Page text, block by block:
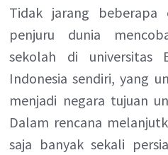
Tidak jarang beberapa
penjuru dunia
sekolah di universitas
Indonesia sendiri, yang
menjadi negara tujuan
Dalam rencana
saja banyak sekali